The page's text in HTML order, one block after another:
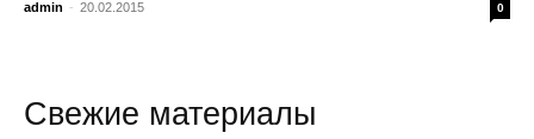
всемadmin - 20.02.2015 0
Свежие материалы